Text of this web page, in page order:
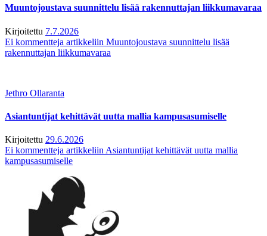
Muuntojoustava suunnittelu lisää rakennuttajan liikkumavaraa
Kirjoitettu 7.7.2026
Ei kommentteja artikkeliin Muuntojoustava suunnittelu lisää
rakennuttajan liikkumavaraa
Jethro Ollaranta
Asiantuntijat kehittävät uutta mallia kampusasumiselle
Kirjoitettu 29.6.2026
Ei kommentteja artikkeliin Asiantuntijat kehittävät uutta mallia
kampusasumiselle